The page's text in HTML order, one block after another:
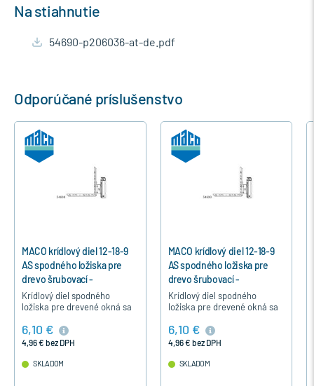
Na stiahnutie
54690-p206036-at-de.pdf
Odporúčané príslušenstvo
MACO krídlový diel 12-18-9
AS spodného ložiska pre
drevo šrubovací -
Strieborná, Pravý
Krídlový diel spodného
ložiska pre drevené okná sa
dolného rohu krídla okna
okutého kovaním MACO.
6,10 €
4,96 € bez DPH
SKLADOM
MACO krídlový diel 12-18-9
AS spodného ložiska pre
drevo šrubovací -
Strieborná, Pravý
Krídlový diel spodného
ložiska pre drevené okná sa
dolného rohu krídla okna
okutého kovaním MACO.
6,10 €
4,96 € bez DPH
SKLADOM